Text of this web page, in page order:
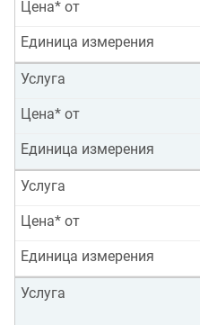
Цена* от
Единица измерения
Услуга
Цена* от
Единица измерения
Услуга
Цена* от
Единица измерения
Услуга